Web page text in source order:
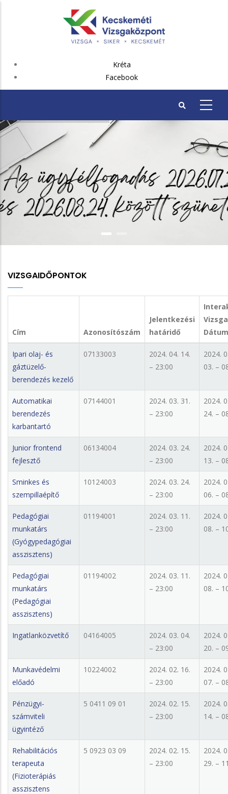
FEJLÉC
Kréta
Facebook
VIZSGAIDŐPONTOK
Cím Azonosítószám
Jelentkezési
határidő
Vizsga
Dátum
Ipari olaj- és
gáztüzelő-
berendezés kezelő
07133003
2024. 04. 14.
– 23:00
2024.
03. –
Automatikai
berendezés
karbantartó
07144001
2024. 03. 31.
– 23:00
2024.
24. –
Junior frontend
fejlesztő
06134004
2024. 03. 24.
– 23:00
2024.
13. –
Sminkes és
szempillaépítő
10124003
2024. 03. 24.
– 23:00
2024.
06. –
Pedagógiai
munkatárs
(Gyógypedagógiai
asszisztens)
01194001
2024. 03. 11.
– 23:00
2024.
08. –
Pedagógiai
munkatárs
(Pedagógiai
asszisztens)
01194002
2024. 03. 11.
– 23:00
2024.
08. –
Ingatlanközvetítő 04164005
2024. 03. 04.
– 23:00
2024.
20. –
Munkavédelmi
előadó
10224002
2024. 02. 16.
– 23:00
2024.
07. –
Pénzügyi-
számviteli
ügyintéző
5 0411 09 01
2024. 02. 15.
– 23:00
2024.
14. –
Rehabilitációs
terapeuta
(Fizioterápiás
asszisztens
5 0923 03 09
2024. 02. 15.
– 23:00
2024.
29. –